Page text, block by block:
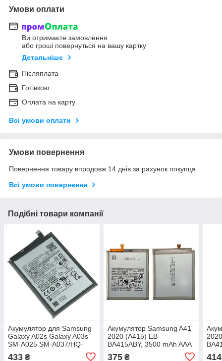
Умови оплати
Ви отримаєте замовлення
або гроші повернуться на вашу картку
Детальніше
Післяплата
Готівкою
Оплата на карту
Всі умови оплати
Умови повернення
Повернення товару впродовж 14 днів за рахунок покупця
Всі умови повернення
Подібні товари компанії
Акумулятор для Samsung
Galaxy A02s Galaxy A03s
SM-A025 SM-A037/HQ-
50SD/HQ-50S (5000 mAh)
433 ₴
Акумулятор Samsung A41
2020 (A415) EB-
BA415ABY, 3500 mAh AAA
375₴ 414